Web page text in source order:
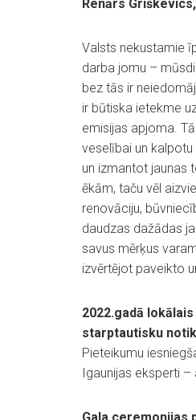
Renārs
Valsts nekustamie
darba jomu –
bez tās ir
ir būtiska ietekme
emisijas apjoma.
veselībai un
un izmantot jaunas
ēkām, taču vēl
renovāciju,
daudzas dažādas
savus mērķus
izvērtējot paveikto
2022.gadā
starptautisku
Pieteikumu
Igaunijas eksperti